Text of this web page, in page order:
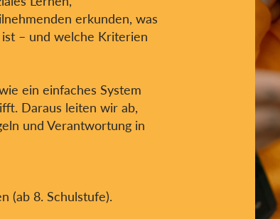
erkunden, was
– und welche Kriterien
ein einfaches System
Daraus leiten wir ab,
und Verantwortung in
(ab 8. Schulstufe).